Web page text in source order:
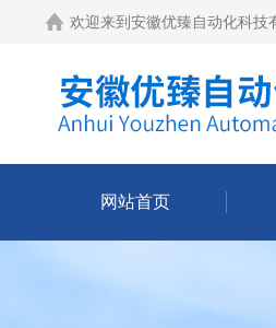
欢迎来到 安徽优臻自动化科技
网站首页